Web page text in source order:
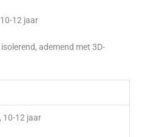
12 jaar
ademend met 3D-
10-12 jaar